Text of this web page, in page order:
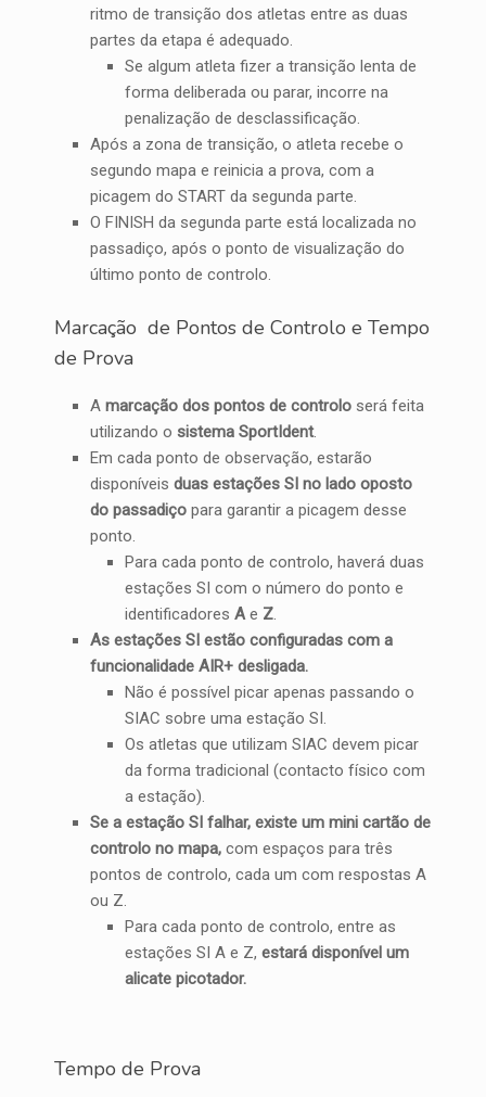
ritmo de transição dos atletas entre as duas
partes da etapa é adequado.
Se algum atleta fizer a transição lenta de
forma deliberada ou parar, incorre na
penalização de desclassificação.
Após a zona de transição, o atleta recebe o
segundo mapa e reinicia a prova, com a
picagem do START da segunda parte.
O FINISH da segunda parte está localizada no
passadiço, após o ponto de visualização do
último ponto de controlo.
Marcação de Pontos de Controlo e Tempo
de Prova
A marcação dos pontos de controloserá feita
utilizando o sistema SportIdent.
Em cada ponto de observação, estarão
disponíveis duas estações SI no lado oposto
do passadiço para garantir a picagem desse
ponto.
Para cada ponto de controlo, haverá duas
estações SI com o número do ponto e
identificadores A e Z
As estações SI estão configuradas com a
funcionalidade AIR+ desligada.
Não é possível picar apenas passando o
SIAC sobre uma estação SI.
Os atletas que utilizam SIAC devem picar
da forma tradicional (contacto físico com
a estação).
Se a estação SI falhar, existe um mini cartão de
controlo no mapa,com espaços para três
pontos de controlo, cada um com respostas A
ou Z.
Para cada ponto de controlo, entre as
estações SI A e Z, estará disponível um
alicate picotador.
Tempo de Prova